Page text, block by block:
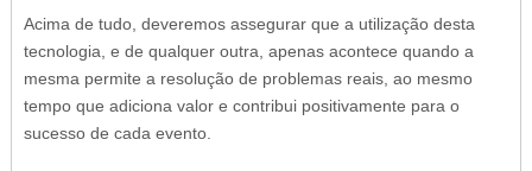
Acima de tudo, deveremos assegurar que a utilização desta
tecnologia, e de qualquer outra, apenas acontece quando a
mesma permite a resolução de problemas reais, ao mesmo
tempo que adiciona valor e contribui positivamente para o
sucesso de cada evento.